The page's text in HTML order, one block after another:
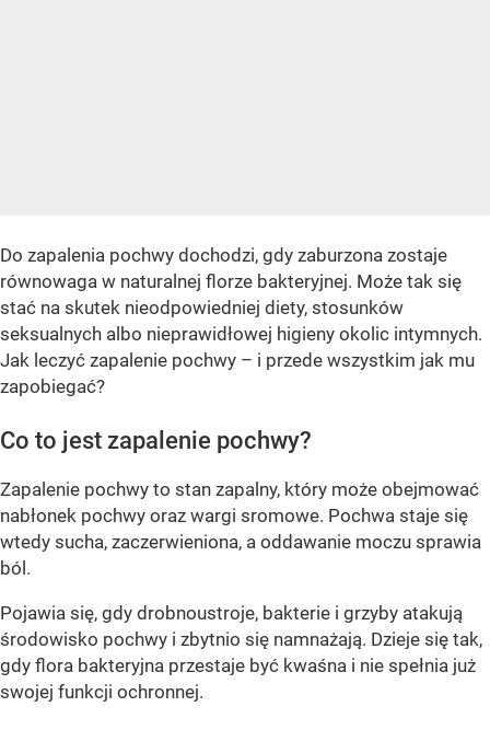
Do zapalenia pochwy dochodzi, gdy zaburzona zostaje
równowaga w naturalnej florze bakteryjnej. Może tak się
stać na skutek nieodpowiedniej diety, stosunków
seksualnych albo nieprawidłowej higieny okolic intymnych.
Jak leczyć zapalenie pochwy – i przede wszystkim jak mu
zapobiegać?
Co to jest zapalenie pochwy?
Zapalenie pochwy to stan zapalny, który może obejmować
nabłonek pochwy oraz wargi sromowe. Pochwa staje się
wtedy sucha, zaczerwieniona, a oddawanie moczu sprawia
ból.
Pojawia się, gdy drobnoustroje, bakterie i grzyby atakują
środowisko pochwy i zbytnio się namnażają. Dzieje się tak,
gdy flora bakteryjna przestaje być kwaśna i nie spełnia już
swojej funkcji ochronnej.